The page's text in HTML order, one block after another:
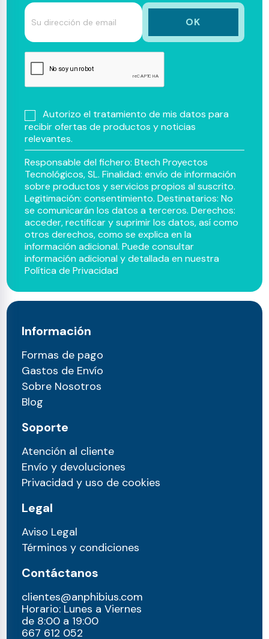
Autorizo el tratamiento de mis datos para
recibir ofertas de productos y noticias
relevantes.
Responsable del fichero: Btech Proyectos
Tecnológicos, SL. Finalidad: envío de información
sobre productos y servicios propios al suscrito.
Legitimación: consentimiento. Destinatarios: No
se comunicarán los datos a terceros. Derechos:
acceder, rectificar y suprimir los datos, así como
otros derechos, como se explica en la
información adicional. Puede consultar
información adicional y detallada en nuestra
Política de Privacidad
Información
Formas de pago
Gastos de Envío
Sobre Nosotros
Blog
Soporte
Atención al cliente
Envío y devoluciones
Privacidad y uso de cookies
Legal
Aviso Legal
Términos y condiciones
Contáctanos
clientes@anphibius.com
Horario: Lunes a Viernes
de 8:00 a 19:00
667 612 052​